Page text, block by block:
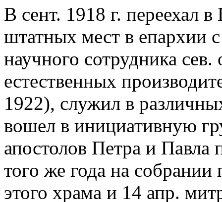
В сент. 1918 г. переехал в
штатных мест в епархии
научного сотрудника
естественных
1922), служил в
вошел в инициативную
апостолов Петра и Павла
того же года на
этого храма и 14 апр.